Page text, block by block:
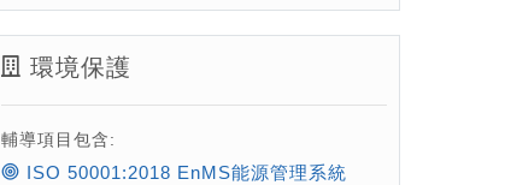
環境保護
輔導項目包含:
ISO 50001:2018 EnMS能源管理系統